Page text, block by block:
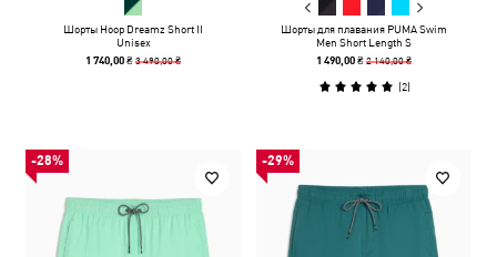
Шорты Hoop Dreamz Short II
Unisex
1 740,00 ₴3 490,00 ₴
Шорты для плавания PUMA Swim
Men Short Length S
1 490,00 ₴2 140,00 ₴
(2)
-28% -29%